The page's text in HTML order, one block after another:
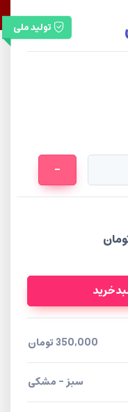
تولید ملی
-
350,000 تومان
سبز - مشکی